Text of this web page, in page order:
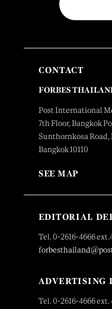
CONTACT
FORBES
Post International
7th Floor, Bangkok
Sunthornkosa Road,
Bangkok 10110
SEE MAP
EDITORIAL
Tel. 0-2616-4666
ADVERTISING
Tel. 0-2616-4666 ext.